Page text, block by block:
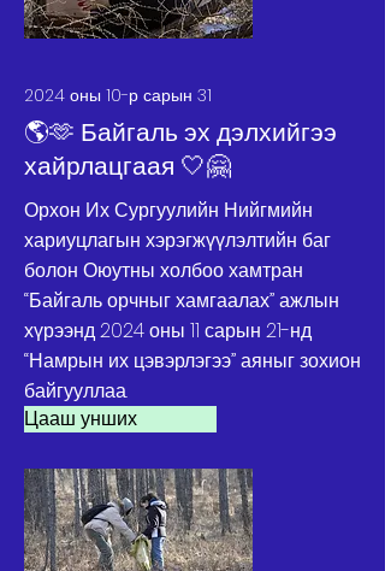
2024 оны 10-р сарын 31
🌎🫶 Байгаль эх дэлхийгээ
хайрлацгаая 🤍🤗
Орхон Их Сургуулийн Нийгмийн
хариуцлагын хэрэгжүүлэлтийн баг
болон Оюутны холбоо хамтран
“Байгаль орчныг хамгаалах” ажлын
хүрээнд 2024 оны 11 сарын 21-нд
“Намрын их цэвэрлэгээ” аяныг зохион
байгууллаа.
Цааш унших